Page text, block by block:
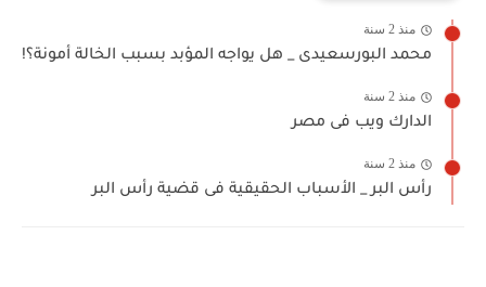
منذ 2 سنة
محمد البورسعيدى _ هل يواجه المؤبد بسبب الخالة أمونة؟!
منذ 2 سنة
الدارك ويب فى مصر
منذ 2 سنة
رأس البر _ الأسباب الحقيقية فى قضية رأس البر